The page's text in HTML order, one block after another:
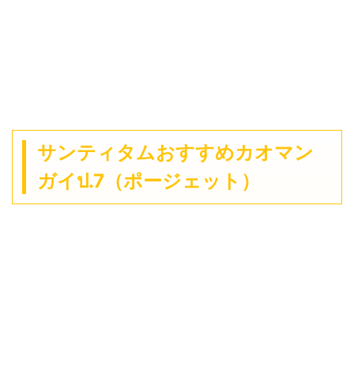
サンティタムおすすめカオマン
ガイป.7（ポージェット）